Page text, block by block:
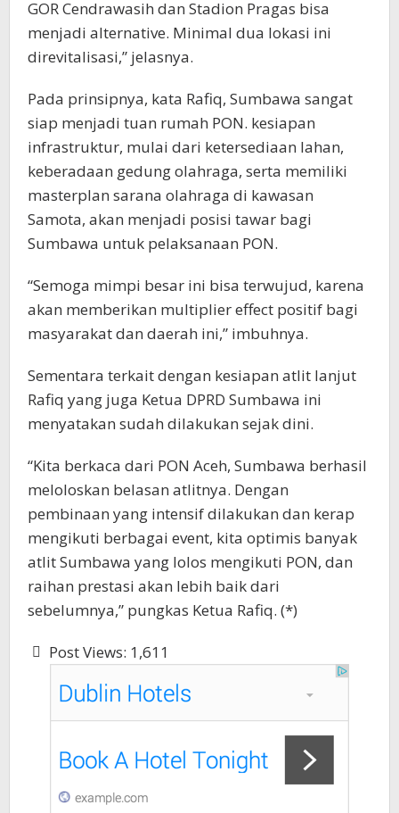
GOR Cendrawasih dan Stadion Pragas bisa
menjadi alternative. Minimal dua lokasi ini
direvitalisasi,” jelasnya.
Pada prinsipnya, kata Rafiq, Sumbawa sangat
siap menjadi tuan rumah PON. kesiapan
infrastruktur, mulai dari ketersediaan lahan,
keberadaan gedung olahraga, serta memiliki
masterplan sarana olahraga di kawasan
Samota, akan menjadi posisi tawar bagi
Sumbawa untuk pelaksanaan PON.
“Semoga mimpi besar ini bisa terwujud, karena
akan memberikan multiplier effect positif bagi
masyarakat dan daerah ini,” imbuhnya.
Sementara terkait dengan kesiapan atlit lanjut
Rafiq yang juga Ketua DPRD Sumbawa ini
menyatakan sudah dilakukan sejak dini.
“Kita berkaca dari PON Aceh, Sumbawa berhasil
meloloskan belasan atlitnya. Dengan
pembinaan yang intensif dilakukan dan kerap
mengikuti berbagai event, kita optimis banyak
atlit Sumbawa yang lolos mengikuti PON, dan
raihan prestasi akan lebih baik dari
sebelumnya,” pungkas Ketua Rafiq. (*)
Post Views: 1,611